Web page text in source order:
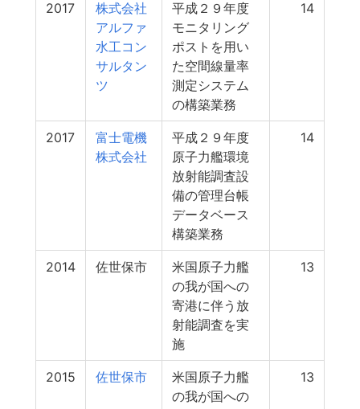
2017
株式会社
アルファ
水工コン
サルタン
ツ
平成２９年度
モニタリング
ポストを用い
た空間線量率
測定システム
の構築業務
14
2017
富士電機
株式会社
平成２９年度
原子力艦環境
放射能調査設
備の管理台帳
データベース
構築業務
14
2014 佐世保市
米国原子力艦
の我が国への
寄港に伴う放
射能調査を実
施
13
2015 佐世保市
米国原子力艦
の我が国への
13